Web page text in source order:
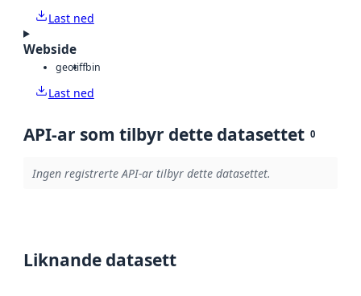
Last ned
Webside
geotiffbin
Last ned
API-ar som tilbyr dette datasettet 0
Ingen registrerte API-ar tilbyr dette datasettet.
Liknande datasett